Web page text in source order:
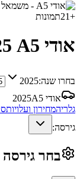
+
21תמונות
אודי A5
בחרו שנה:2025
אודי A5
2025
גלריהמחירון ועלויות
גירסה:
בחר גירסה